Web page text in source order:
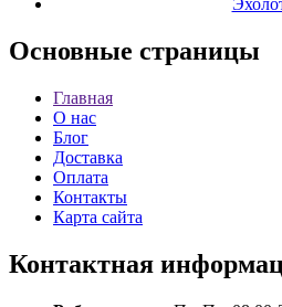
Основные страницы
Главная
О нас
Блог
Доставка
Оплата
Контакты
Карта сайта
Контактная